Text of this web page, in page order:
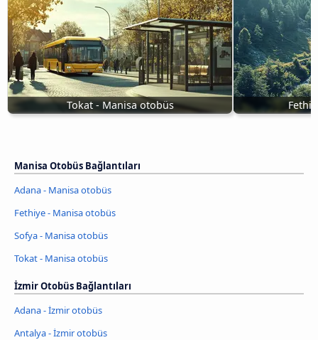
Tokat - Manisa otobüs
Manisa Otobüs Bağlantıları
Adana - Manisa otobüs
Fethiye - Manisa otobüs
Sofya - Manisa otobüs
Tokat - Manisa otobüs
İzmir Otobüs Bağlantıları
Adana - İzmir otobüs
Antalya - İzmir otobüs